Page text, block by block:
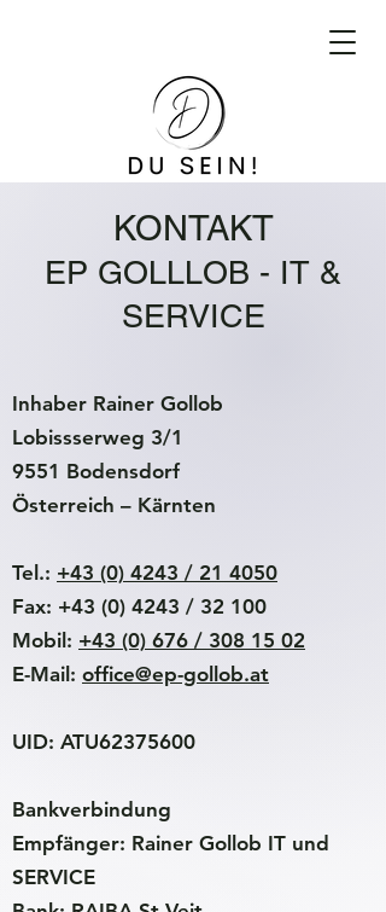
KONTAKT
EP GOLLLOB - IT &
SERVICE
Inhaber Rainer Gollob
Lobissserweg 3/1
9551 Bodensdorf
Österreich – Kärnten
Tel.: +43 (0) 4243 / 21 4050
Fax: +43 (0) 4243 / 32 100
Mobil: +43 (0) 676 / 308 15 02
E-Mail: office@ep-gollob.at
UID: ATU62375600
Bankverbindung
Empfänger: Rainer Gollob IT und
SERVICE